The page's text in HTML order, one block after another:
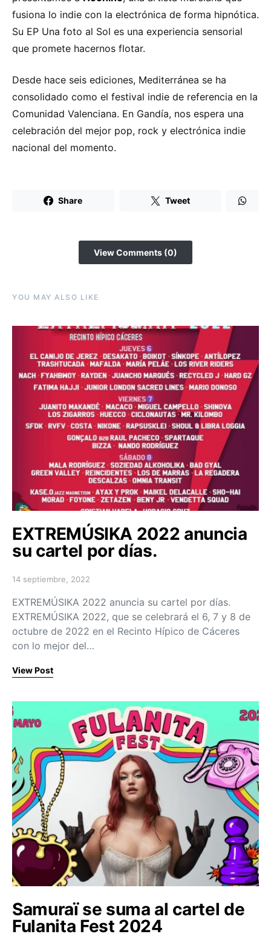
fusiona lo indie con la electrónica de forma hipnótica.
Su EP Una foto al Sol es una experiencia sensorial
que promete hacernos flotar.
Desde hace seis ediciones, Mediterránea se ha
consolidado como el festival indie de referencia en la
Comunidad Valenciana. En Gandía, nos espera una
celebración del mejor pop, rock y electrónica indie
nacional del momento.
Share Tweet
View Comments (0)
YOU MAY ALSO LIKE
EXTREMÚSIKA 2022 anuncia
su cartel por días.
Posted on
14 septiembre, 2022
EXTREMÚSIKA 2022 anuncia su cartel por días.
EXTREMÚSIKA 2022, que se celebrará el 6, 7 y 8 de
octubre de 2022 en el Recinto Hípico de Cáceres
con lo mejor del…
View Post
Samuraï se suma al cartel de
Fulanita Fest 2024